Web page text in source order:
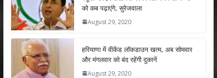
को कब पढ़ाएंगे, सुरेजवाला
August 29, 2020
हरियाणा में वीकेंड लॉकडाउन खत्म, अब सोमवार
और मंगलवार को बंद रहेंगी दुकानें
August 29, 2020